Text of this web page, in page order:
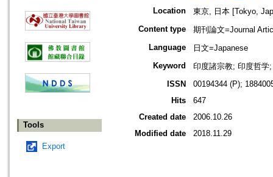
Tools
Export
Location
東京, 日本 [Tokyo,
Content type
期刊論文=Journal
Language
日文=Japanese
Keyword
印度諸宗教; 印度哲学
ISSN
00194344 (P);
Hits
647
Created date
2006.10.26
Modified date
2018.11.29